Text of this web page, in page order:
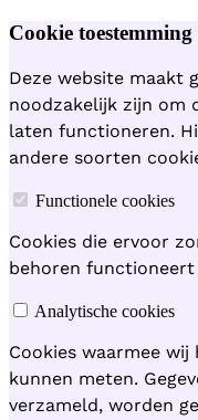
Cookie toestemming
Deze website maakt
noodzakelijk zijn om
laten functioneren.
andere soorten
Functionele cookies
Cookies die ervoor
behoren
Analytische cookies
Cookies waarmee
kunnen meten.
verzameld, worden